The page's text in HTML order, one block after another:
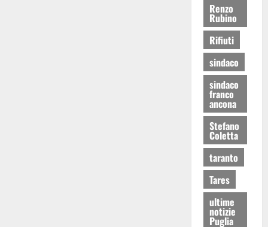
Renzo
Rubino
Rifiuti
sindaco
sindaco
franco
ancona
Stefano
Coletta
taranto
Tares
ultime
notizie
Puglia